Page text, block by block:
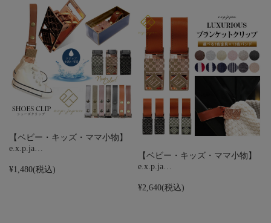
【ベビー・キッズ・ママ小物】
e.x.p.ja…
¥1,480(税込)
【ベビー・キッズ・ママ小物】
e.x.p.ja…
¥2,640(税込)